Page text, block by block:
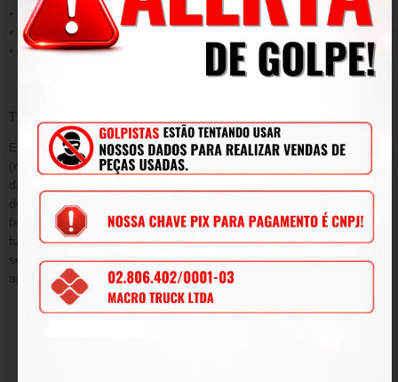
* Instalação ou aplicação inadequada;
* Modificações, adaptações e adulterações no produto original
* Mau uso;
TERMO DE GARANTIA
Este termo tem como objetivo garantir pelo período de 90
(noventa) dias de prazo, tempo determinado por lei a contar da
data de emissão da Nota Fiscal de venda e conforme condições
descritas abaixo, a qualidade do produto contra defeitos de
fabricação que venham afetar a integridade física e/ou o
funcionamento do mesmo, durante este período, será submetida
sem ônus para o cliente, todas as peças e componentes que
apresentarem defeitos comprovados de projeto e/ou fabricação.
DA GARANTIA